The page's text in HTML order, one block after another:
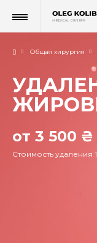
Общая хирургия
от 3 500 ₴
Стоимость